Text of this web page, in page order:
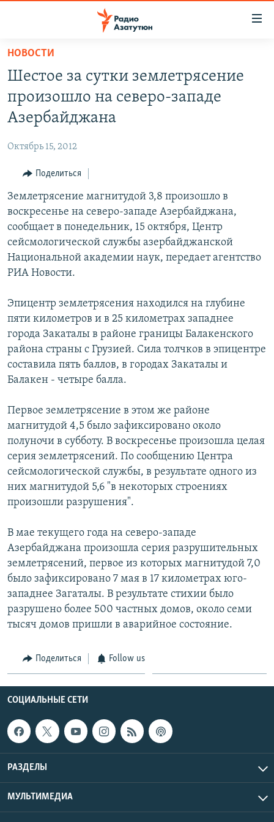
Перейти
основному
содержанию
Перейти
основной
навигации
Перейти
поиску
ПОЛИТИКА
ЭКОНОМИКА
РЕГИОН
НАГОРНЫЙ КАРАБАХ
КУЛЬТУРА
СПОРТ
АРХИВ
English
Русский
Все сайты Радио Азатутюн
НОВОСТИ
Шестое за сутки землетрясение
произошло на северо-западе
Азербайджана
Октябрь 15, 2012
Поделиться
Землетрясение магнитудой 3,8 произошло в
воскресенье на северо-западе Азербайджана,
сообщает в понедельник, 15 октября, Центр
сейсмологической службы азербайджанской
Национальной академии наук, передает агентство
РИА Новости.
Эпицентр землетрясения находился на глубине
пяти километров и в 25 километрах западнее
города Закаталы в районе границы Балакенского
района страны с Грузией. Сила толчков в эпицентре
составила пять баллов, в городах Закаталы и
Балакен - четыре балла.
Первое землетрясение в этом же районе
магнитудой 4,5 было зафиксировано около
полуночи в субботу. В воскресенье произошла целая
серия землетрясений. По сообщению Центра
сейсмологической службы, в результате одного из
них магнитудой 5,6 "в некоторых строениях
произошли разрушения".
В мае текущего года на северо-западе
Азербайджана произошла серия разрушительных
землетрясений, первое из которых магнитудой 7,0
было зафиксировано 7 мая в 17 километрах юго-
западнее Загаталы. В результате стихии было
разрушено более 500 частных домов, около семи
тысяч домов пришли в аварийное состояние.
Поделиться Follow us
СОЦИАЛЬНЫЕ СЕТИ
РАЗДЕЛЫ
МУЛЬТИМЕДИА